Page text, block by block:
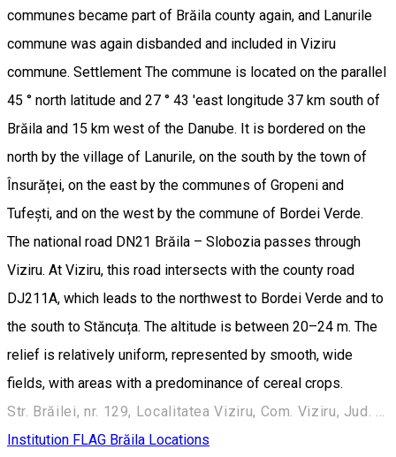
communes became part of Brăila county again, and Lanurile
commune was again disbanded and included in Viziru
commune. Settlement The commune is located on the parallel
45 ° north latitude and 27 ° 43 'east longitude 37 km south of
Brăila and 15 km west of the Danube. It is bordered on the
north by the village of Lanurile, on the south by the town of
Însurăței, on the east by the communes of Gropeni and
Tufești, and on the west by the commune of Bordei Verde.
The national road DN21 Brăila – Slobozia passes through
Viziru. At Viziru, this road intersects with the county road
DJ211A, which leads to the northwest to Bordei Verde and to
the south to Stăncuța. The altitude is between 20–24 m. The
relief is relatively uniform, represented by smooth, wide
fields, with areas with a predominance of cereal crops.
Str. Brăilei, nr. 129, Localitatea Viziru, Com. Viziru, Jud. Brăila, Romania
Institution FLAG Brăila Locations